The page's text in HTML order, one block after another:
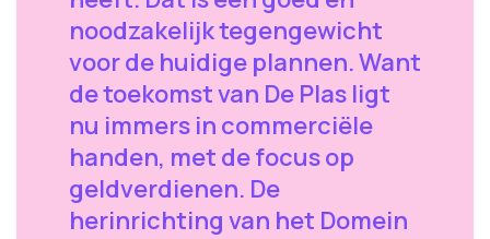
noodzakelijk tegengewicht
voor de huidige plannen. Want
de toekomst van De Plas ligt
nu immers in commerciële
handen, met de focus op
geldverdienen. De
herinrichting van het Domein